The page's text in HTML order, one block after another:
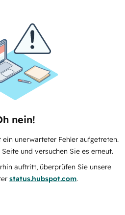
nein!
unerwarteter Fehler aufgetreten.
und versuchen Sie es erneut.
auftritt, überprüfen Sie unsere
status.hubspot.com.